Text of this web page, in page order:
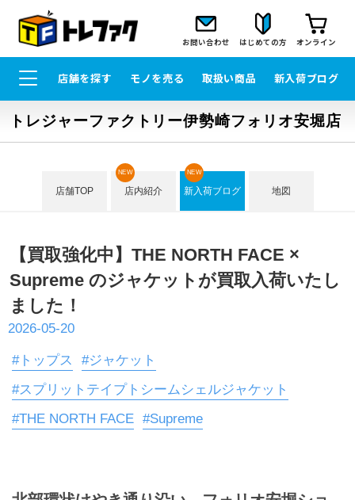
お問い合わせ はじめての方 オンライン
店舗を探す モノを売る 取扱い商品 新入荷ブログ
トレジャーファクトリー伊勢崎フォリオ安堀店
店舗TOP 店内紹介
NEW
新入荷ブログ
NEW
地図
【買取強化中】THE NORTH FACE ×
Supreme のジャケットが買取入荷いたし
ました！
2026-05-20
#トップス
#ジャケット
#スプリットテイプトシームシェルジャケット
#THE NORTH FACE #Supreme